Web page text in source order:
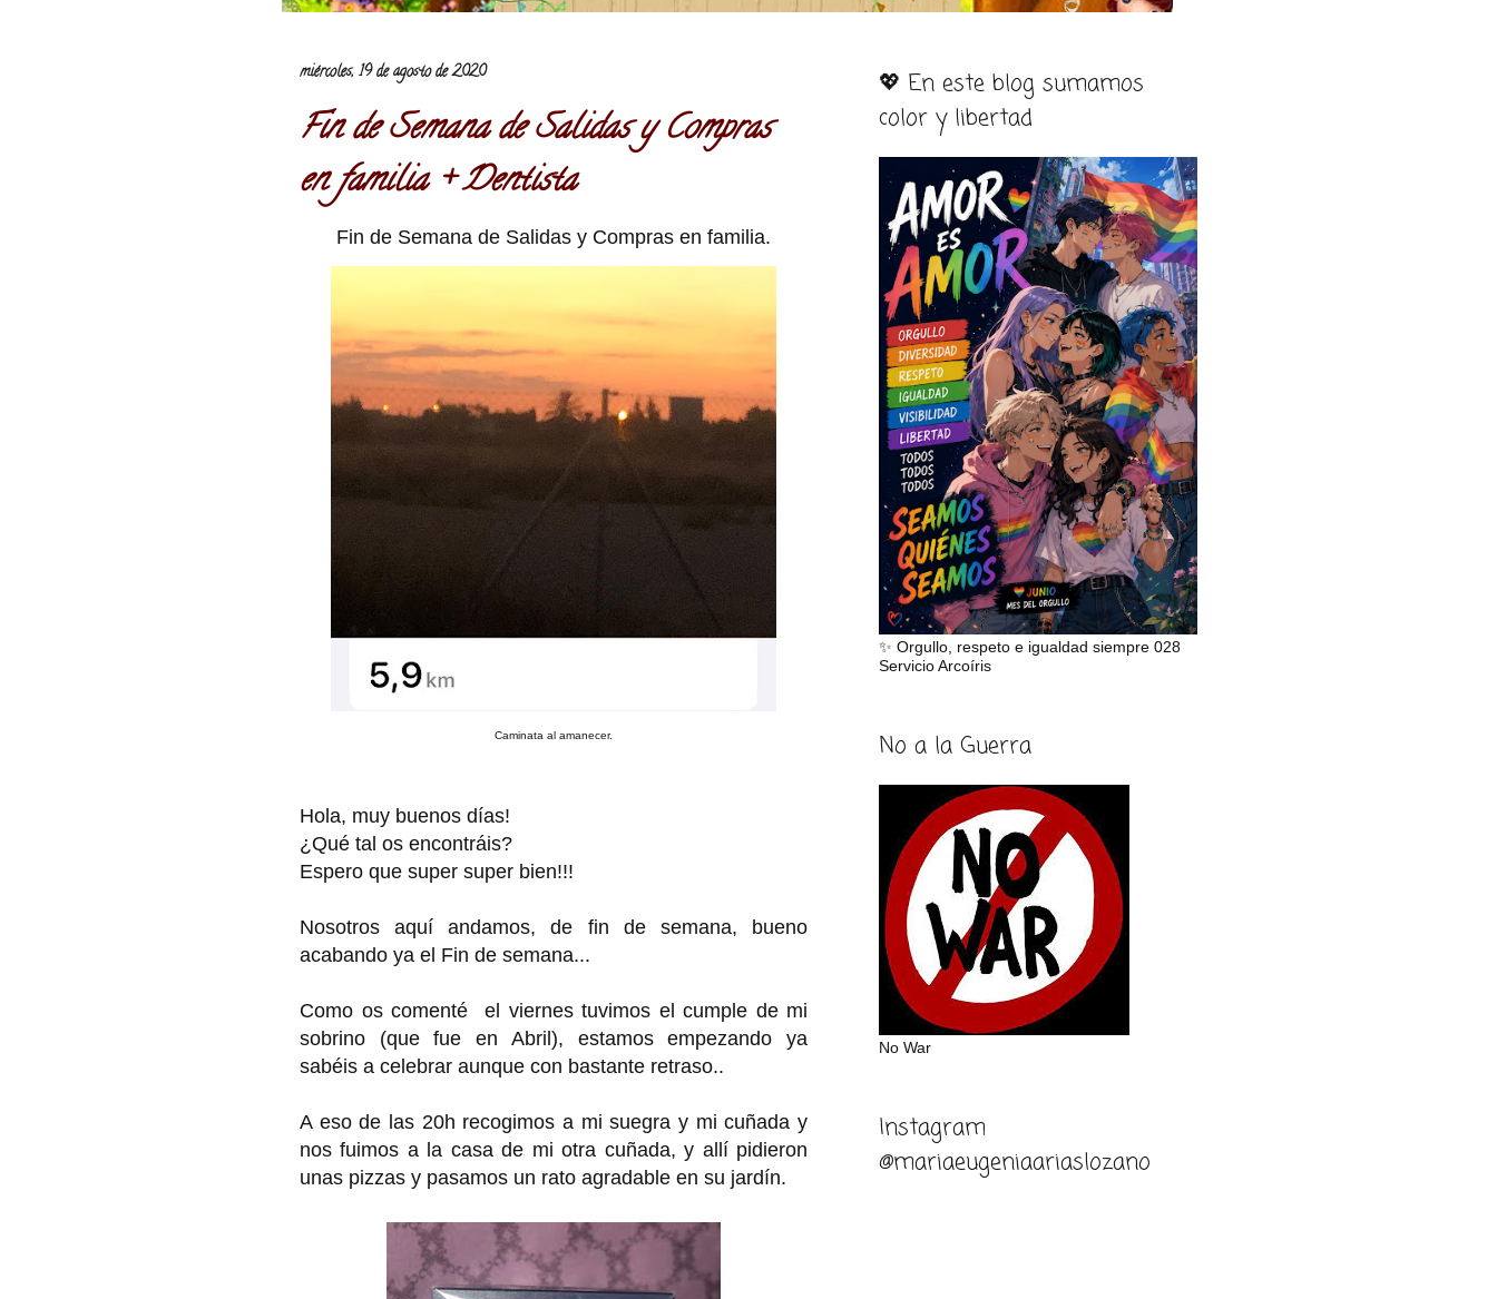
miércoles, 19 de agosto de 2020
Fin de Semana de Salidas y Compras
en familia + Dentista
Fin de Semana de Salidas y Compras en familia.
Caminata al amanecer.
Hola, muy buenos días!
¿Qué tal os encontráis?
Espero que super super bien!!!
Nosotros aquí andamos, de fin de semana, bueno
acabando ya el Fin de semana...
Como os comenté el viernes tuvimos el cumple de mi
sobrino (que fue en Abril), estamos empezando ya
sabéis a celebrar aunque con bastante retraso..
A eso de las 20h recogimos a mi suegra y mi cuñada y
nos fuimos a la casa de mi otra cuñada, y allí pidieron
unas pizzas y pasamos un rato agradable en su jardín.
💖 En este blog sumamos
color y libertad
✨ Orgullo, respeto e igualdad siempre 028
Servicio Arcoíris
No a la Guerra
No War
Instagram
@mariaeugeniaariaslozano